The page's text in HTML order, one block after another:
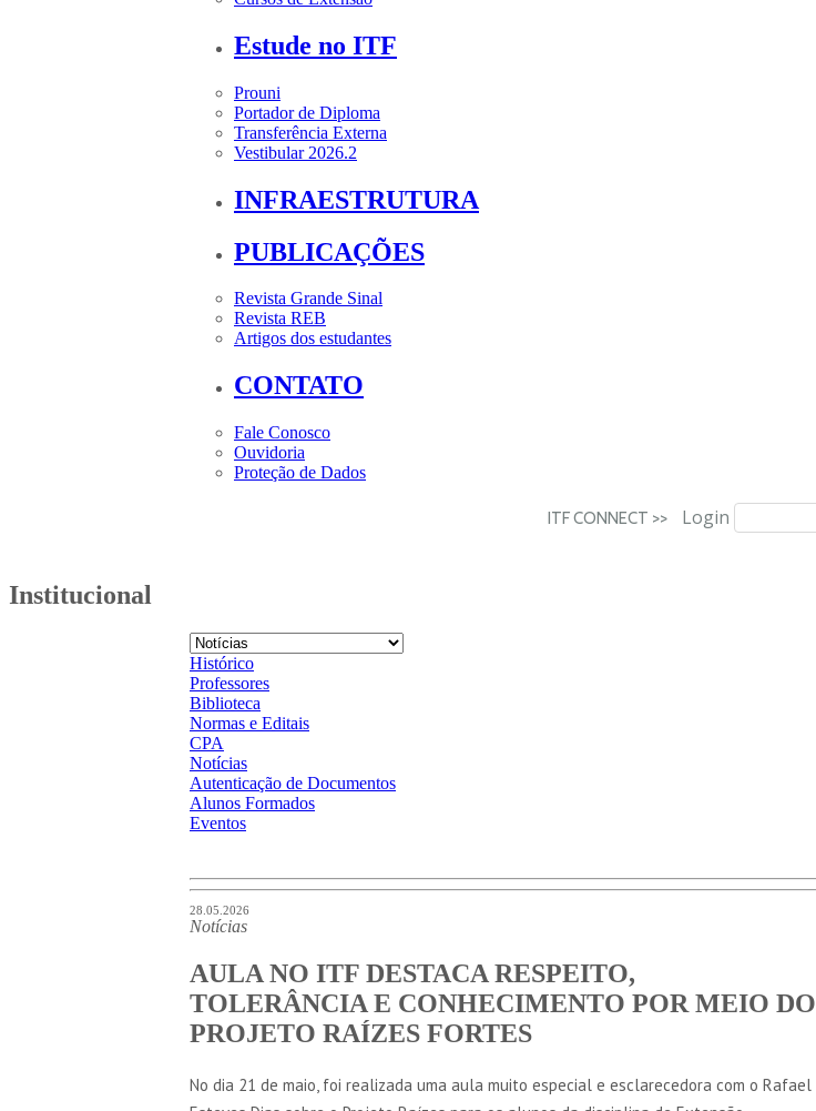
Estude no ITF
Prouni
Portador de Diploma
Transferência Externa
Vestibular 2026.2
INFRAESTRUTURA
PUBLICAÇÕES
Revista Grande Sinal
Revista REB
Artigos dos estudantes
CONTATO
Fale Conosco
Ouvidoria
Proteção de Dados
ITF CONNECT >> Login
Institucional
Histórico
Professores
Biblioteca
Normas e Editais
CPA
Notícias
Autenticação de Documentos
Alunos Formados
Eventos
28.05.2026
Notícias
AULA NO ITF DESTACA RESPEITO,
TOLERÂNCIA E CONHECIMENTO POR MEIO DO
PROJETO RAÍZES FORTES
No dia 21 de maio, foi realizada uma aula muito especial e esclarecedora com o Rafael